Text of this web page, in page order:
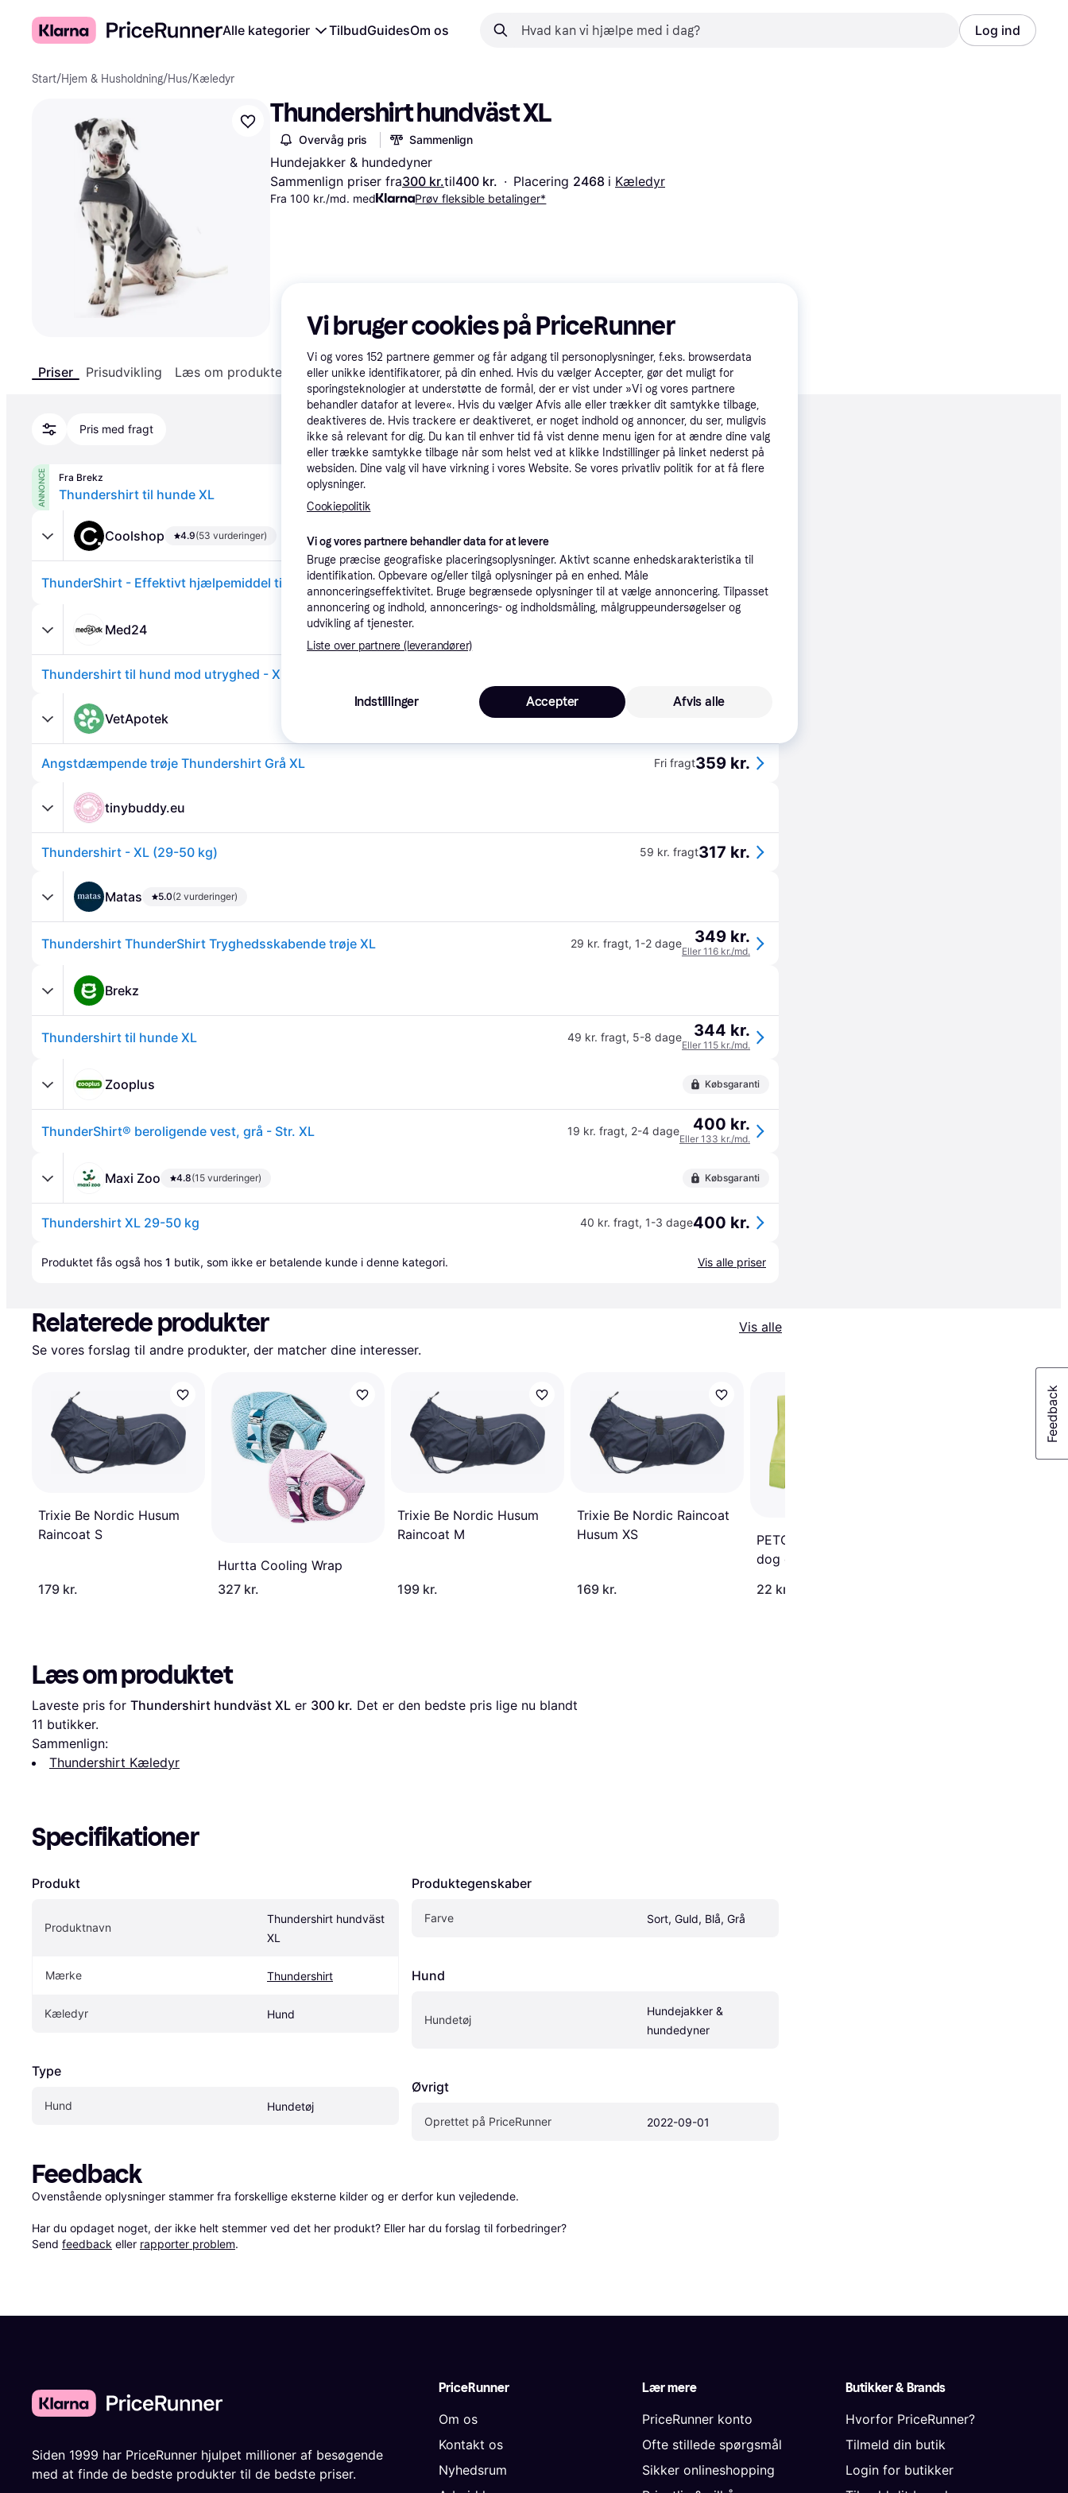
Alle kategorier TilbudGuidesOm os Log ind
Start/Hjem & Husholdning/Hus/Kæledyr
Thundershirt hundväst XL
Overvåg pris Sammenlign
Hundejakker & hundedyner
Sammenlign priser fra300 kr.til400 kr. · Placering 2468 i Kæledyr
Fra 100 kr./md. med Prøv fleksible betalinger*
Priser Prisudvikling Læs om produktet Specifikationer
Pris med fragt Promoveret
ANNONCE Fra Brekz
Thundershirt til hunde XL
Coolshop 4.9(53 vurderinger)
ThunderShirt - Effektivt hjælpemiddel til at berolige utrygge og nervøse hunde XL 29-50Kg - Klar til levering - Prismatch Laveste pris· 39 kr. fragt,
Eller 100 kr./md.
Med24
Thundershirt til hund mod utryghed - XL
VetApotek
Angstdæmpende trøje Thundershirt Grå XL Fri fragt359 kr.
tinybuddy.eu
Thundershirt - XL (29-50 kg) 59 kr. fragt317 kr.
Matas 5.0(2 vurderinger)
Thundershirt ThunderShirt Tryghedsskabende trøje XL 29 kr. fragt, 1-2 dage 349 kr.
Eller 116 kr./md.
Brekz
Thundershirt til hunde XL 49 kr. fragt, 5-8 dage 344 kr.
Eller 115 kr./md.
Zooplus Købsgaranti
ThunderShirt® beroligende vest, grå - Str. XL 19 kr. fragt, 2-4 dage 400 kr.
Eller 133 kr./md.
Maxi Zoo 4.8(15 vurderinger) Købsgaranti
Thundershirt XL 29-50 kg 40 kr. fragt, 1-3 dage400 kr.
Produktet fås også hos 1 butik, som ikke er betalende kunde i denne kategori. Vis alle priser
Relaterede produkter
Vis alle
Se vores forslag til andre produkter, der matcher dine interesser.
Trixie Be Nordic Husum
Raincoat S
179 kr.
Hurtta Cooling Wrap
327 kr.
Trixie Be Nordic Husum
Raincoat M
199 kr.
Trixie Be Nordic Raincoat
Husum XS
169 kr.
PETCARE Canis Reflective
dog coat L
22 kr.
Læs om produktet
Laveste pris for Thundershirt hundväst XL er 300 kr.
11 butikker.
Sammenlign:
Thundershirt Kæledyr
Specifikationer
Produkt
Produktnavn
Thundershirt hundväst
XL
Mærke Thundershirt
Kæledyr Hund
Type
Hund Hundetøj
Produktegenskaber
Farve Sort, Guld, Blå, Grå
Hund
Hundetøj
Hundejakker &
hundedyner
Øvrigt
Oprettet på PriceRunner 2022-09-01
Feedback
Ovenstående oplysninger stammer fra forskellige eksterne kilder og er derfor kun vejledende.
Har du opdaget noget, der ikke helt stemmer ved det her produkt? Eller har du forslag til forbedringer?
Send feedback eller rapporter problem.
PriceRunner
Om os
Kontakt os
Nyhedsrum
Lær mere
PriceRunner konto
Ofte stillede spørgsmål
Sikker onlineshopping
Butikker & Brands
Hvorfor PriceRunner?
Tilmeld din butik
Login for butikker
Siden 1999 har PriceRunner hjulpet millioner af besøgende
med at finde de bedste produkter til de bedste priser.
Vi bruger cookies på PriceRunner
Vi og vores 152 partnere gemmer og får adgang til personoplysninger, f.eks. browserdata
eller unikke identifikatorer, på din enhed. Hvis du vælger Accepter, gør det muligt for
sporingsteknologier at understøtte de formål, der er vist under »Vi og vores partnere
behandler datafor at levere«. Hvis du vælger Afvis alle eller trækker dit samtykke tilbage,
deaktiveres de. Hvis trackere er deaktiveret, er noget indhold og annoncer, du ser, muligvis
ikke så relevant for dig. Du kan til enhver tid få vist denne menu igen for at ændre dine valg
eller trække samtykke tilbage når som helst ved at klikke Indstillinger på linket nederst på
websiden. Dine valg vil have virkning i vores Website. Se vores privatliv politik for at få flere
oplysninger.
Cookiepolitik
Vi og vores partnere behandler data for at levere
Bruge præcise geografiske placeringsoplysninger. Aktivt scanne enhedskarakteristika til
identifikation. Opbevare og/eller tilgå oplysninger på en enhed. Måle
annonceringseffektivitet. Bruge begrænsede oplysninger til at vælge annoncering. Tilpasset
annoncering og indhold, annoncerings- og indholdsmåling, målgruppeundersøgelser og
udvikling af tjenester.
Liste over partnere (leverandører)
Indstillinger Afvis alle
Accepter